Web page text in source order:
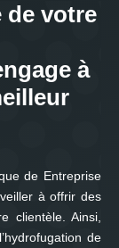
de votre
à
de Entreprise
à offrir des
clientèle. Ainsi,
de